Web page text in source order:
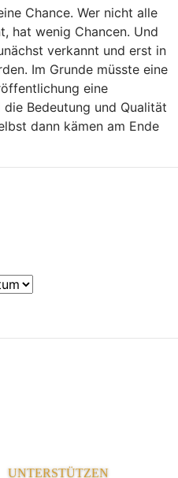
Chance. Wer nicht alle
hat wenig Chancen. Und
verkannt und erst in
Im Grunde müsste eine
eine
Bedeutung und Qualität
dann kämen am Ende
UNTERSTÜTZEN